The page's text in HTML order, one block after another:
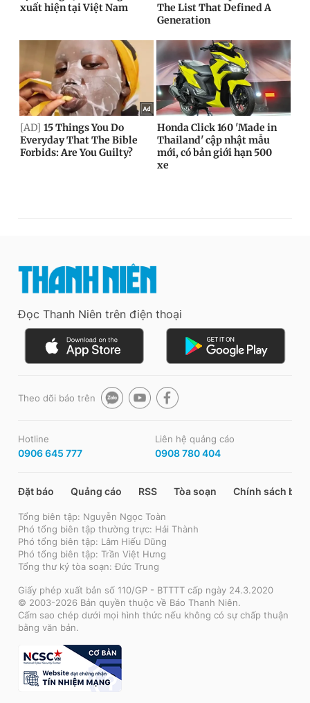
Đọc Thanh Niên trên điện thoại
Theo dõi báo trên
Hotline
0906 645 777
Liên hệ quảng cáo
0908 780 404
Đặt báo Quảng cáo RSS Tòa soạn Chính sách bảo
Tổng biên tập: Nguyễn Ngọc Toàn
Phó tổng biên tập thường trực: Hải Thành
Phó tổng biên tập: Lâm Hiếu Dũng
Phó tổng biên tập: Trần Việt Hưng
Tổng thư ký tòa soạn: Đức Trung
Giấy phép xuất bản số 110/GP - BTTTT cấp ngày 24.3.2020
© 2003-2026 Bản quyền thuộc về Báo Thanh Niên.
Cấm sao chép dưới mọi hình thức nếu không có sự chấp thuận
bằng văn bản.